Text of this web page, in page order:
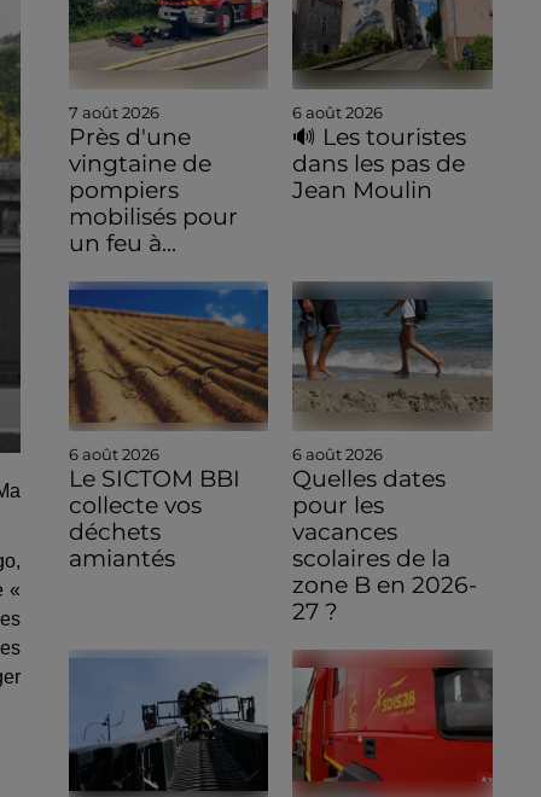
«
7 août 2026
Près d'une
vingtaine de
pompiers
mobilisés pour
un feu à...
6 août 2026
🔊 Les touristes
dans les pas de
Jean Moulin
6 août 2026
Le SICTOM BBI
collecte vos
déchets
amiantés
6 août 2026
Quelles dates
pour les
vacances
scolaires de la
zone B en 2026-
27 ?